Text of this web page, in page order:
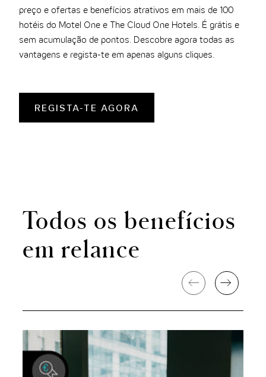
THE CLOUD ONE VIENA-STAATSOPER
THE CLOUD ONE EM LISBOA
preço e ofertas e benefícios atrativos em mais de 100
hotéis do Motel One e The Cloud One Hotels. É grátis e
sem acumulação de pontos. Descobre agora todas as
vantagens e regista-te em apenas alguns cliques.
REGISTA-TE AGORA
Todos os benefícios
em relance